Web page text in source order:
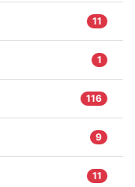
11
1
116
9
11